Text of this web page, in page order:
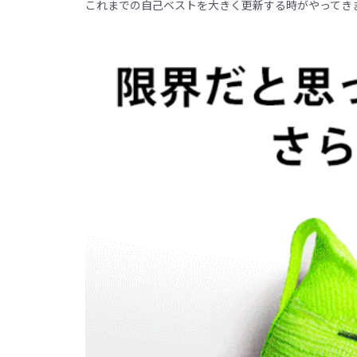
これまでの自己ベストを大きく更新する時がやってき